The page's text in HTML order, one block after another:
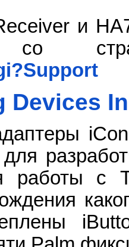
и
со
Devices
работы с